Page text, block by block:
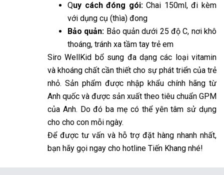
Quy cách đóng gói:Chai 150ml, đi kèm
với dụng cụ (thìa) đong
Bảo quản: Bảo quản dưới 25 độ C, nơi khô
thoáng, tránh xa tầm tay trẻ em
Siro WellKid bổ sung đa dạng các loại vitamin
và khoáng chất cần thiết cho sự phát triển của trẻ
nhỏ. Sản phẩm được nhập khẩu chính hãng từ
Anh quốc và được sản xuất theo tiêu chuẩn GPM
của Anh. Do đó ba mẹ có thể yên tâm sử dụng
cho cho con mỗi ngày.
Để được tư vấn và hỗ trợ đặt hàng nhanh nhất,
bạn hãy gọi ngay cho hotline Tiến Khang nhé!